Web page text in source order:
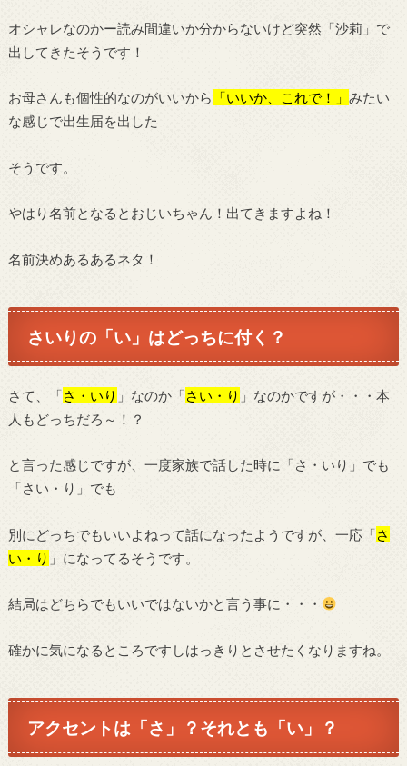
オシャレなのかー読み間違いか分からないけど突然「沙莉」で
出してきたそうです！
お母さんも個性的なのがいいから 「いいか、これで！」 みたい
な感じで出生届を出した
そうです。
やはり名前となるとおじいちゃん！出てきますよね！
名前決めあるあるネタ！
さいりの「い」はどっちに付く？
さて、「さ・いり 」なのか「さい・り 」なのかですが・・・本
人もどっちだろ～！？
と言った感じですが、一度家族で話した時に「さ・いり」でも
「さい・り」でも
別にどっちでもいいよねって話になったようですが、一応「さ
い・り 」になってるそうです。
結局はどちらでもいいではないかと言う事に・・・
確かに気になるところですしはっきりとさせたくなりますね。
アクセントは「さ」？それとも「い」？